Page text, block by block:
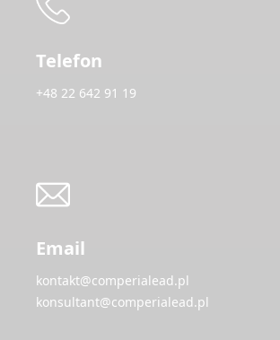
Telefon
+48 22 642 91 19
Email
kontakt@comperialead.pl
konsultant@comperialead.pl